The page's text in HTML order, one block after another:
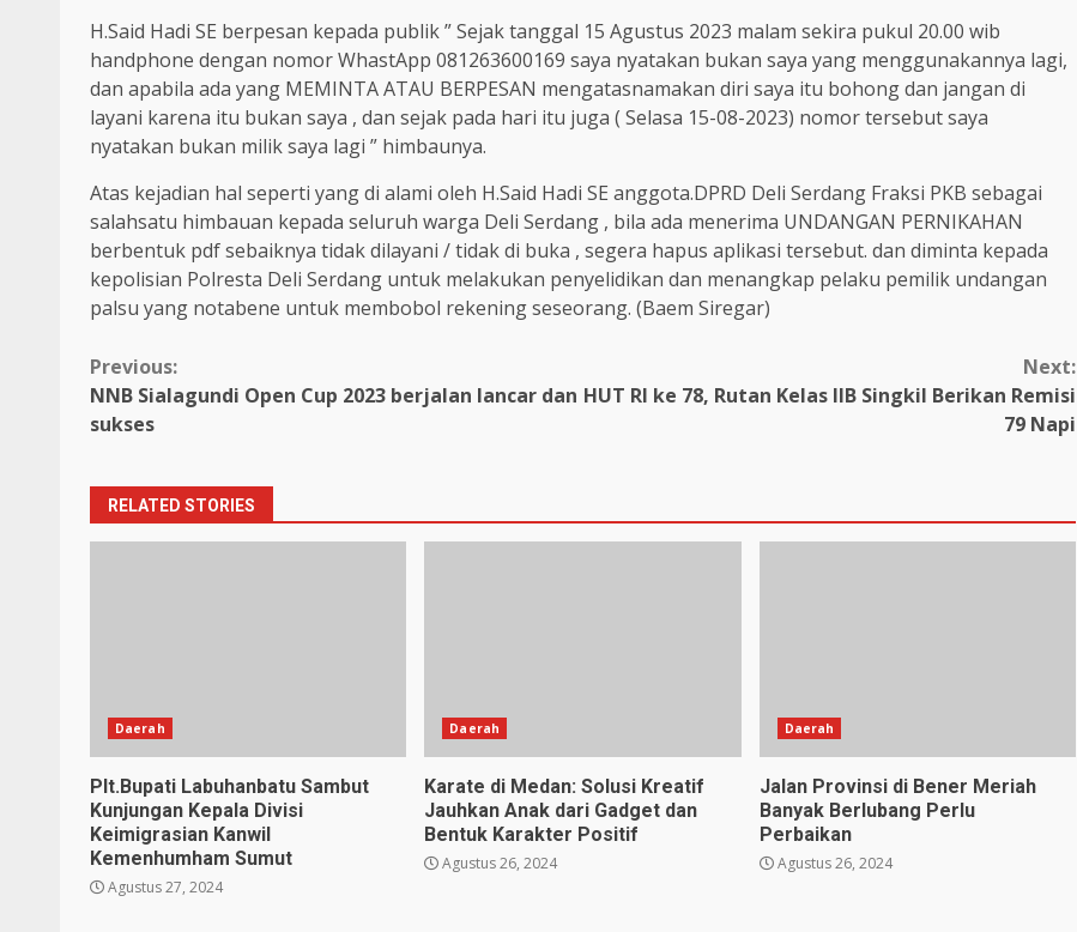
H.Said Hadi SE berpesan kepada publik ” Sejak tanggal 15 Agustus 2023 malam sekira pukul 20.00 wib
handphone dengan nomor WhastApp 081263600169 saya nyatakan bukan saya yang menggunakannya lagi,
dan apabila ada yang MEMINTA ATAU BERPESAN mengatasnamakan diri saya itu bohong dan jangan di
layani karena itu bukan saya , dan sejak pada hari itu juga ( Selasa 15-08-2023) nomor tersebut saya
nyatakan bukan milik saya lagi ” himbaunya.
Atas kejadian hal seperti yang di alami oleh H.Said Hadi SE anggota.DPRD Deli Serdang Fraksi PKB sebagai
salahsatu himbauan kepada seluruh warga Deli Serdang , bila ada menerima UNDANGAN PERNIKAHAN
berbentuk pdf sebaiknya tidak dilayani / tidak di buka , segera hapus aplikasi tersebut. dan diminta kepada
kepolisian Polresta Deli Serdang untuk melakukan penyelidikan dan menangkap pelaku pemilik undangan
palsu yang notabene untuk membobol rekening seseorang. (Baem Siregar)
Continue
Reading
Previous:
NNB Sialagundi Open Cup 2023 berjalan lancar dan
sukses
Next:
HUT RI ke 78, Rutan Kelas IIB Singkil Berikan Remisi
79 Napi
RELATED STORIES
Daerah
Plt.Bupati Labuhanbatu Sambut
Kunjungan Kepala Divisi
Keimigrasian Kanwil
Kemenhumham Sumut
Agustus 27, 2024
Daerah
Karate di Medan: Solusi Kreatif
Jauhkan Anak dari Gadget dan
Bentuk Karakter Positif
Agustus 26, 2024
Daerah
Jalan Provinsi di Bener Meriah
Banyak Berlubang Perlu
Perbaikan
Agustus 26, 2024